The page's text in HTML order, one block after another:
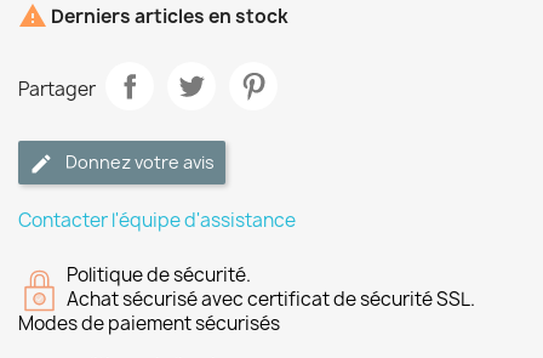
 Derniers articles en stock
Partager
Donnez votre avis
Contacter l'équipe d'assistance
Politique de sécurité.
Achat sécurisé avec certificat de sécurité SSL.
Modes de paiement sécurisés